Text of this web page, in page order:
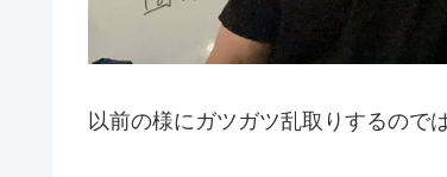
以前の様にガツガツ乱取りするので